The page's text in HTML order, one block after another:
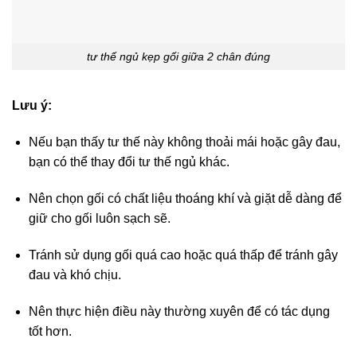
tư thế ngủ kẹp gối giữa 2 chân đúng
Lưu ý:
Nếu bạn thấy tư thế này không thoải mái hoặc gây đau,
bạn có thể thay đổi tư thế ngủ khác.
Nên chọn gối có chất liệu thoáng khí và giặt dễ dàng để
giữ cho gối luôn sạch sẽ.
Tránh sử dụng gối quá cao hoặc quá thấp để tránh gây
đau và khó chịu.
Nên thực hiện điều này thường xuyên để có tác dụng
tốt hơn.